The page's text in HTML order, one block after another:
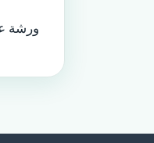
ورشة